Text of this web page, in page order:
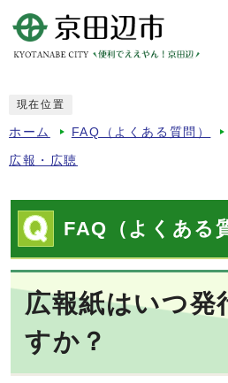
現在位置
ホーム FAQ（よくある質問）
広報・広聴
FAQ（よくある
広報紙はいつ発
すか？